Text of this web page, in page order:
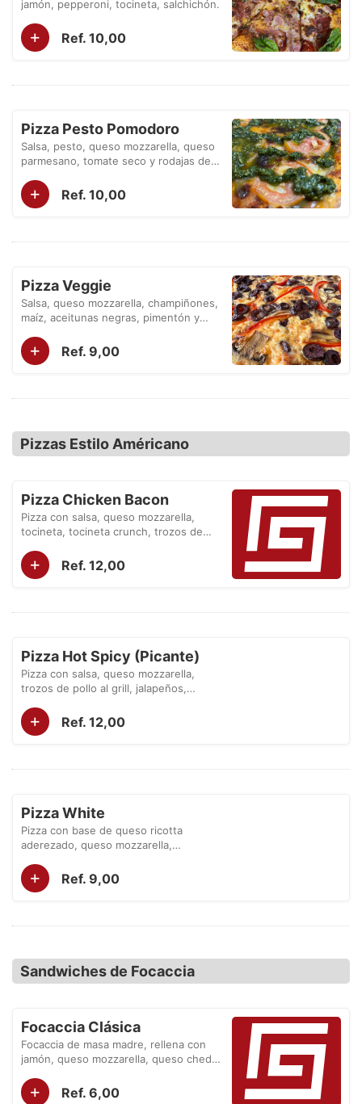
jamón, pepperoni, tocineta, salchichón.
+ Ref. 10,00
Pizza Pesto Pomodoro
Salsa, pesto, queso mozzarella, queso
parmesano, tomate seco y rodajas de
+ Ref. 10,00
Pizza Veggie
Salsa, queso mozzarella, champiñones,
maíz, aceitunas negras, pimentón y
+ Ref. 9,00
Pizzas Estilo Américano
Pizza Chicken Bacon
Pizza con salsa, queso mozzarella,
tocineta, tocineta crunch, trozos de
+ Ref. 12,00
Pizza Hot Spicy (Picante)
Pizza con salsa, queso mozzarella,
trozos de pollo al grill, jalapeños,
+ Ref. 12,00
Pizza White
Pizza con base de queso ricotta
aderezado, queso mozzarella,
+ Ref. 9,00
Sandwiches de Focaccia
Focaccia Clásica
Focaccia de masa madre, rellena con
jamón, queso mozzarella, queso chedar
+ Ref. 6,00